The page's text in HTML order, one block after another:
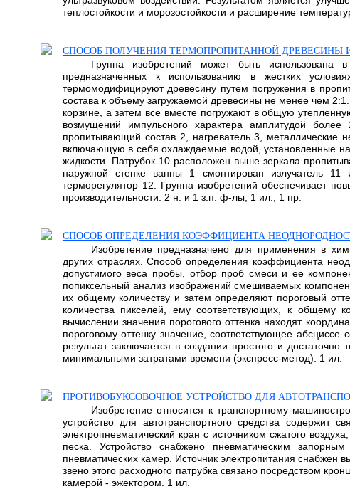
теплостойкости и морозостойкости и расширение
СПОСОБ ПОЛУЧЕНИЯ ТЕРМОПРОПИТАННОЙ ДРЕВЕСИНЫ
Группа изобретений может быть
предназначенных к использованию в жестких
термомодифицируют древесину путем погружения в
состава к объему загружаемой древесины не менее чем
корзине, а затем все вместе погружают в общую
возмущений импульсного характера амплитудой
пропитывающий состав 2, нагреватель 3, металлические
включающую в себя охлаждаемые водой, установленные
жидкости. Патрубок 10 расположен выше зеркала
наружной стенке ванны 1 смонтирован излучатель
терморегулятор 12. Группа изобретений обеспечивает
производительности. 2 н. и 1 з.п. ф-лы, 1 ил., 1 пр.
СПОСОБ ОПРЕДЕЛЕНИЯ КОЭФФИЦИЕНТА
Изобретение предназначено для применения в
других отраслях. Способ определения коэффициента
допустимого веса пробы, отбор проб смеси и ее
попиксельный анализ изображений смешиваемых
их общему количеству и затем определяют пороговый
количества пикселей, ему соответствующих, к общему
вычислении значения порогового оттенка находят
пороговому оттенку значение, соответствующее
результат заключается в создании простого и
минимальными затратами времени (экспресс-метод). 1 ил.
ПРОТИВОБУКСОВОЧНОЕ УСТРОЙСТВО ДЛЯ
Изобретение относится к транспортному
устройство для автотранспортного средства
электропневматический кран с источником сжатого
песка. Устройство снабжено пневматическим
пневматических камер. Источник электропитания снабжен
звено этого расходного патрубка связано посредством
камерой - эжектором. 1 ил.